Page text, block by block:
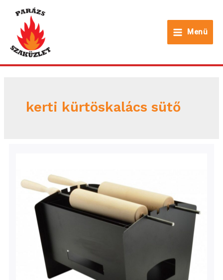
content
Main
Menu
Menü
kerti kürtöskalács sütő